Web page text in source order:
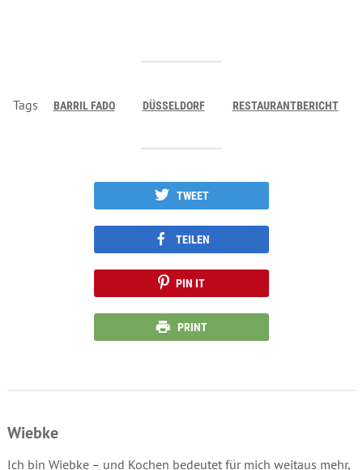
Tags BARRIL FADO DÜSSELDORF RESTAURANTBERICHT
TWEET
TEILEN
PIN IT
PRINT
Wiebke
Ich bin Wiebke – und Kochen bedeutet für mich weitaus mehr,